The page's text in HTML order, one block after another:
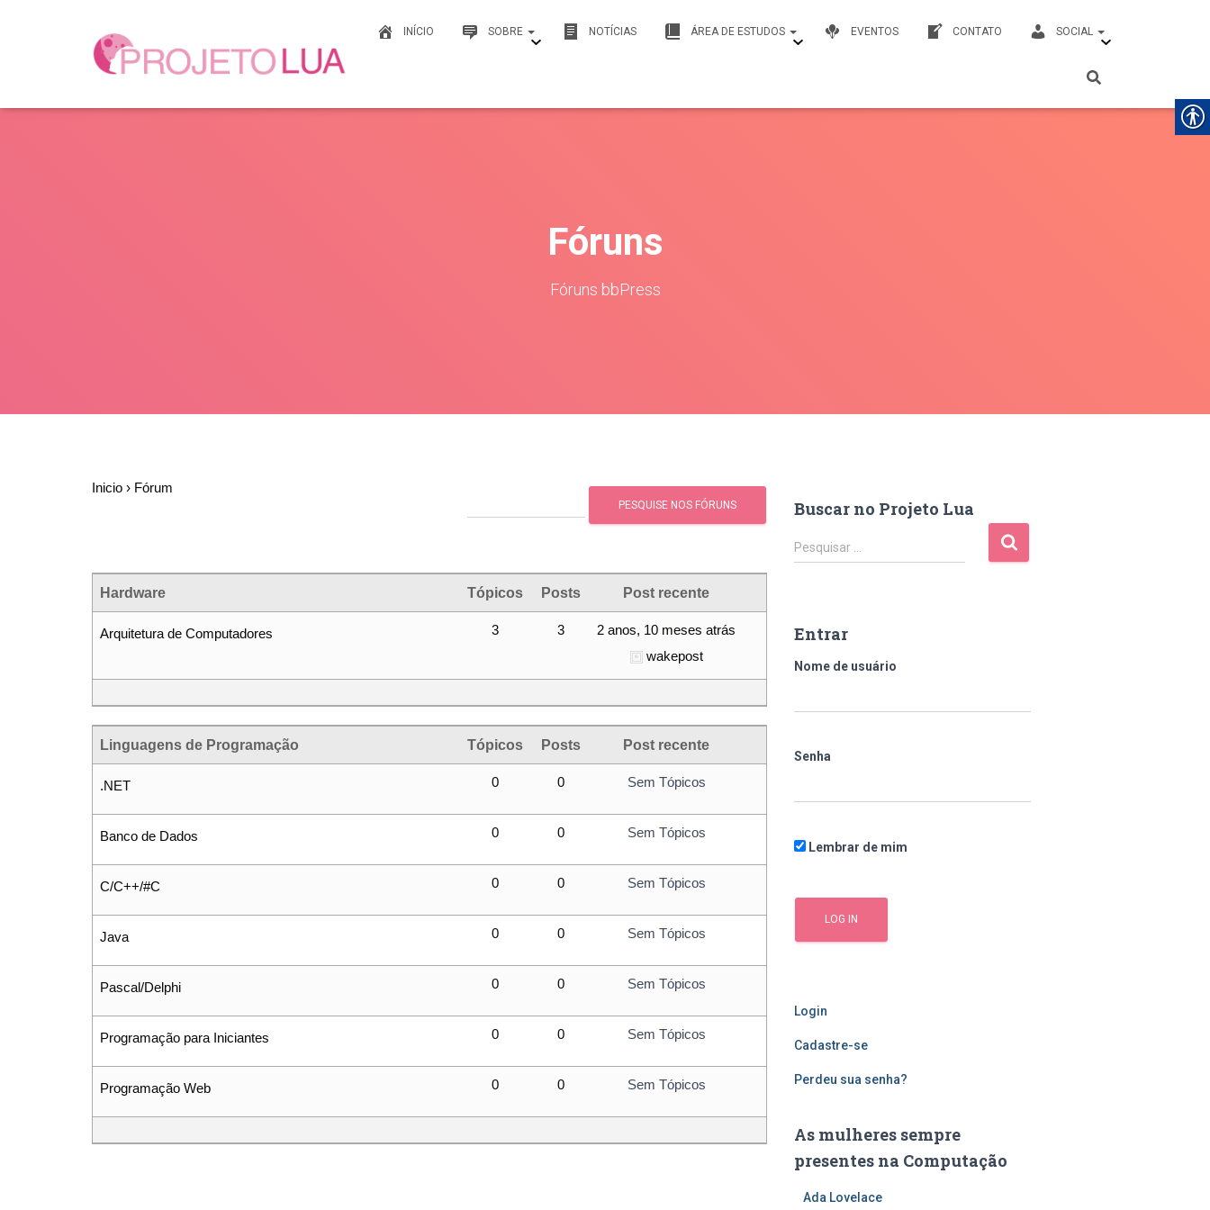
INÍCIO SOBRE NOTÍCIAS ÁREA DE ESTUDOS EVENTOS CONTATO SOCIAL
Fóruns
Fóruns bbPress
Inicio › Fórum
Hardware Tópicos Posts Post recente
Arquitetura de Computadores 3 3
2 anos, 10 meses atrás
wakepost
Linguagens de Programação Tópicos Posts Post recente
.NET 0 0 Sem Tópicos
Banco de Dados 0 0 Sem Tópicos
C/C++/#C 0 0 Sem Tópicos
Java 0 0 Sem Tópicos
Pascal/Delphi 0 0 Sem Tópicos
Programação para Iniciantes 0 0 Sem Tópicos
Programação Web 0 0 Sem Tópicos
Buscar no Projeto Lua
P
e
i
s
r
Pesquisar …
Entrar
Nome de usuário
Senha
Lembrar de mim
Login
Cadastre-se
Perdeu sua senha?
As mulheres sempre
presentes na Computação
Ada Lovelace